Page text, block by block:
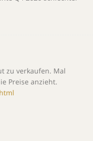
zu verkaufen. Mal
Preise anzieht.